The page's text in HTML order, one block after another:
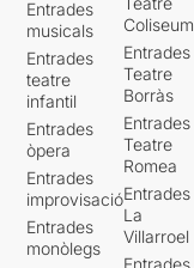
Entrades
musicals
Entrades
teatre
infantil
Entrades
òpera
Entrades
improvisació
Entrades
monòlegs
Coliseum
Entrades
Teatre
Borràs
Entrades
Teatre
Romea
Entrades
La
Villarroel
Entrades